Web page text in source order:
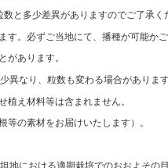
と多少差異がありますのでご了承く
。必ずご当地にて、播種が可能か
があります。
異なり、粒数も変わる場合があります
え材料等は含まれません。
の素材をお届けいたします）。